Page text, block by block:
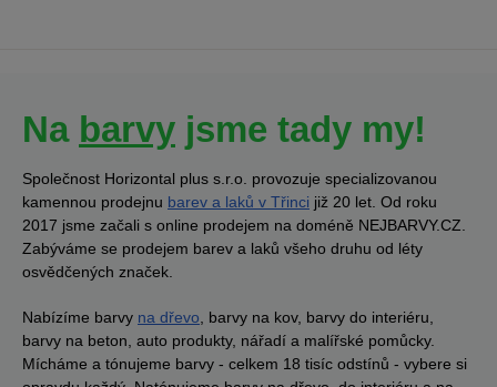
Na barvy jsme tady my!
Společnost Horizontal plus s.r.o. provozuje specializovanou
kamennou prodejnu barev a laků v Třinci již 20 let. Od roku
2017 jsme začali s online prodejem na doméně NEJBARVY.CZ.
Zabýváme se prodejem barev a laků všeho druhu od léty
osvědčených značek.
Nabízíme barvy na dřevo , barvy na kov, barvy do interiéru,
barvy na beton, auto produkty, nářadí a malířské pomůcky.
Mícháme a tónujeme barvy - celkem 18 tisíc odstínů - vybere si